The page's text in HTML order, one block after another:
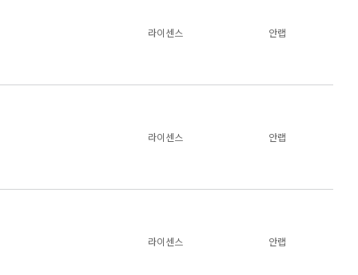
라이센스 안랩
라이센스 안랩
라이센스 안랩